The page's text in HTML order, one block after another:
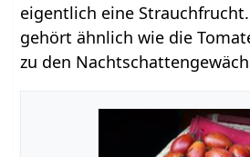
eigentlich eine
gehört ähnlich wie die
zu den